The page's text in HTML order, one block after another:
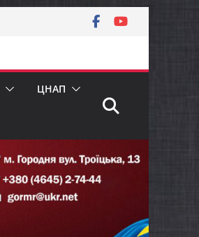
ЦНАП